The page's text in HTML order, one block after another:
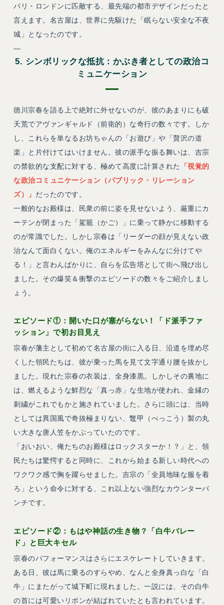
パリ・ロンドンに匹敵する、最先端の都市デザインだったと
言えます。名古屋は、世界に先駆けた「眠らない安全な不夜
城」となったのです。
—
5. シンボリックな抵抗：かぶき者としての政治コ
ミュニケーション
徳川宗春を語る上で絶対に外せないのが、彼のあまりにも破
天荒でアヴァンギャルド（前衛的）な奇行の数々です。しか
し、これらを単なるお坊ちゃんの「お遊び」や「贅沢の道
楽」と片付けてはいけません。彼の派手な振る舞いは、吉宗
の禁欲的な支配に対する、極めて高度に計算された
「視覚的
な政治コミュニケーション（パブリック・リレーション
ズ）」 だったのです。
一般的なお殿様は、民衆の前に姿を見せないよう、厳重にカ
ーテンが閉まった「駕籠（かご）」に乗って静かに移動する
のが常識でした。しかし宗春は「リーダーの顔が見えない政
治なんて面白くない。俺のエネルギーをみんなに分けてや
る！」と言わんばかりに、自らを広告塔として街へ飛び出し
ました。その爆笑＆衝撃のエピソードの数々をご紹介しまし
ょう。
エピソード①：開いた口が塞がらない！「ド派手ファ
ッション」で初お目見え
宗春が藩主として初めて名古屋の街に入る日、沿道を埋め尽
くした領民たちは、彼が乗った馬を見て文字通り腰を抜かし
ました。現れた宗春の衣装は、全身漆黒。しかしその裏地に
は、燃えるような鮮烈な「真っ赤」な生地が使われ、金縁の
刺繍がこれでもかと施されていました。さらに頭には、当時
としては異国風で奇抜極まりない、鼈甲（べっこう）製の丸
い大きな唐人笠をかぶっていたのです。
「おいおい、俺たちのお殿様はロックスターか！？」と、領
民たちは驚愕すると同時に、これから始まる新しい時代への
ワクワク感で胸を躍らせました。吉宗の「全員地味な服を着
ろ」という命令に対する、これ以上ない強烈なカウンターパ
ンチです。
エピソード②：もはや神話の生き物？「白牛パレー
ド」と巨大キセル
宗春のパフォーマンスはさらにエスケレートしていきます。
ある日、彼は馬に乗るのすらやめ、なんと全身真っ白な「白
牛」にまたがって城下町に現れました。一説には、その白牛
の首には可愛いリボンが結ばれていたとも言われています。